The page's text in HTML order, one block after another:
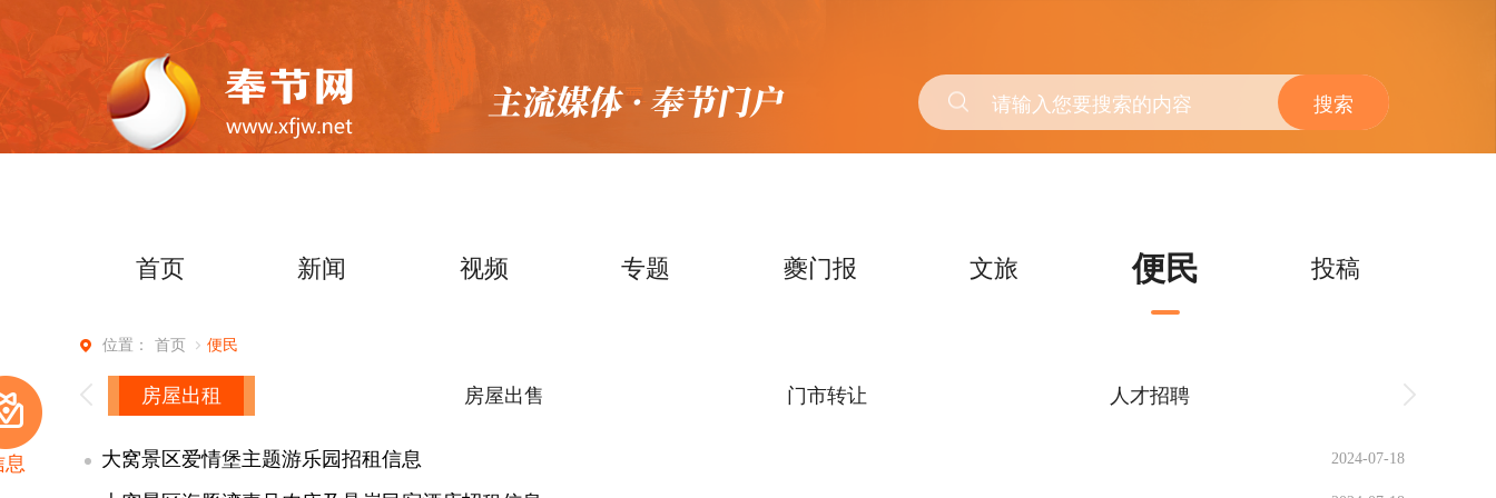
搜索
首页 新闻 视频 专题 夔门报 文旅 便民 投稿
位置： 首页 便民
息
房屋出租 房屋出售 门市转让 人才招聘
大窝景区爱情堡主题游乐园招租信息 2024-07-18